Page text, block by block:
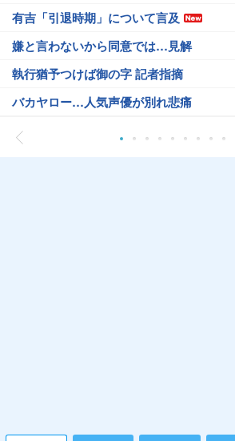
有吉「引退時期」について言及
嫌と言わないから同意では…見解
執行猶予つけば御の字 記者指摘
バカヤロー…人気声優が別れ悲痛